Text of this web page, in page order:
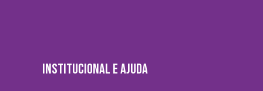
ele descobre que existem mais 625
de volta.
INSTITUCIONAL E AJUDA